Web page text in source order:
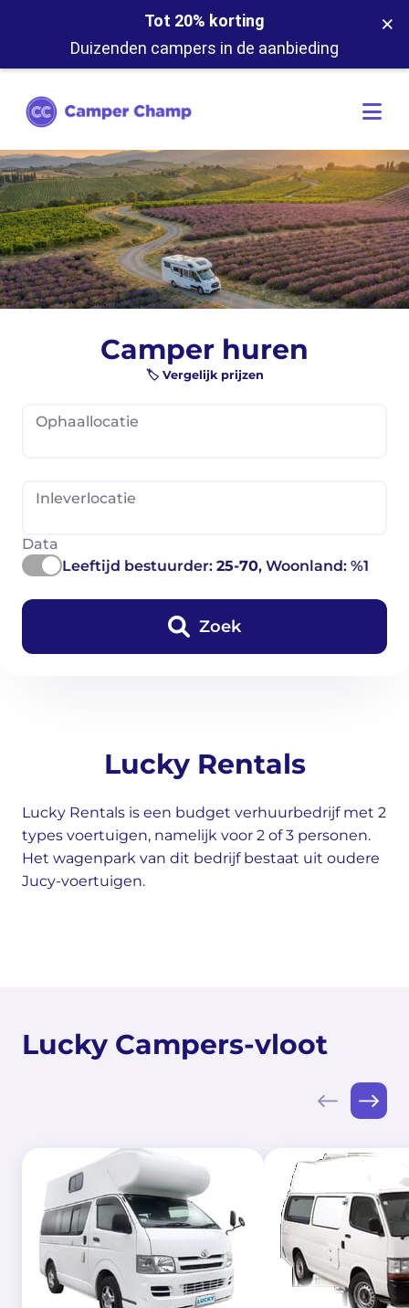
Tot 20% korting
Duizenden campers in de aanbieding
×
Camper huren
🏷️ Vergelijk prijzen
Ophaallocatie
Inleverlocatie
Data
Leeftijd bestuurder: 25-70, Woonland: %1
Zoek
Lucky Rentals
Lucky Rentals is een budget verhuurbedrijf met 2
types voertuigen, namelijk voor 2 of 3 personen.
Het wagenpark van dit bedrijf bestaat uit oudere
Jucy-voertuigen.
Lucky Campers-vloot